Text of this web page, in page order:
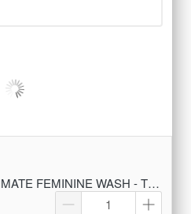
GLOWVI ULTIMATE FEMININE WASH - TKB